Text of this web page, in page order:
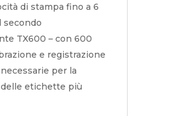
di stampa fino a 6
secondo
TX600 – con 600
e registrazione
per la
etichette più